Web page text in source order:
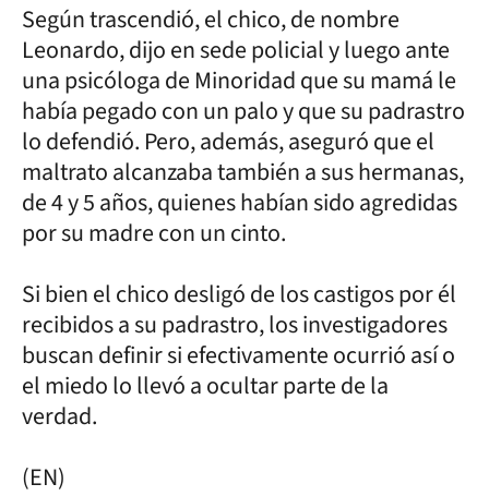
Según trascendió, el chico, de nombre
Leonardo, dijo en sede policial y luego ante
una psicóloga de Minoridad que su mamá le
había pegado con un palo y que su padrastro
lo defendió. Pero, además, aseguró que el
maltrato alcanzaba también a sus hermanas,
de 4 y 5 años, quienes habían sido agredidas
por su madre con un cinto.
Si bien el chico desligó de los castigos por él
recibidos a su padrastro, los investigadores
buscan definir si efectivamente ocurrió así o
el miedo lo llevó a ocultar parte de la
verdad.
(EN)